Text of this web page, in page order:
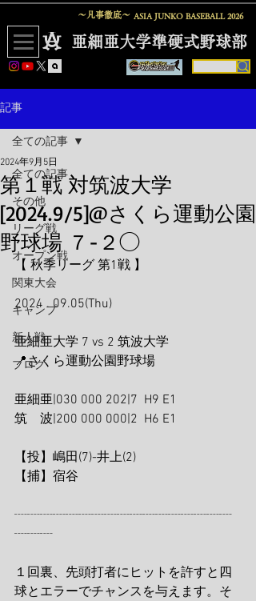
〜凡事徹底〜 ASIA JUNKO BASEBALL 2026
​亜細亜大学準硬式野球部
記事
全ての記事
その他
リーグ戦
オープン戦
関東大会
キャンプ
新人戦
ブログ
全ての記事
第１戦 対筑波大学
[2024.9/5]@さくら運動公園
野球場 ７-２◯
2024年9月5日
【 秋季リーグ 第1戦 】
2024 . 09.05(Thu)
亜細亜大学 7 vs 2 筑波大学
📍さくら運動公園野球場
亜細亜|030 000 202|7  H9 E1
筑　波|200 000 000|2  H6 E1
【投】嶋田(7)-井上(2)
【捕】宿谷
┈┈┈┈┈┈┈┈┈┈┈┈┈┈┈┈┈
┈┈┈
１回裏、先頭打者にヒットを許すと四
球とエラーでチャンスを与えます。そ